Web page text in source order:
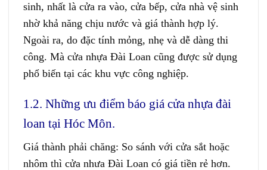
sinh, nhất là cửa ra vào, cửa bếp, cửa nhà vệ sinh
nhờ khả năng chịu nước và giá thành hợp lý.
Ngoài ra, do đặc tính mỏng, nhẹ và dễ dàng thi
công. Mà cửa nhựa Đài Loan cũng được sử dụng
phổ biến tại các khu vực công nghiệp.
1.2. Những ưu điểm báo giá cửa nhựa đài
loan tại Hóc Môn.
Giá thành phải chăng: So sánh với cửa sắt hoặc
nhôm thì cửa nhưa Đài Loan có giá tiền rẻ hơn.